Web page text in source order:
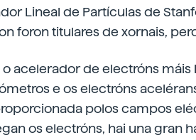
Lineal de Partículas de
foron titulares de xornais,
o acelerador de electróns
e os electróns
polos campos
os electróns, hai una gran